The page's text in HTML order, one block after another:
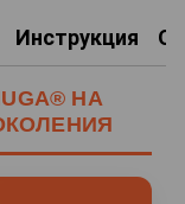
Инструкция
НА